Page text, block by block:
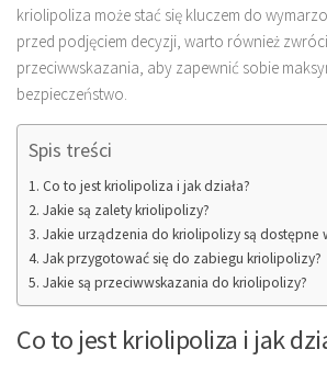
kriolipoliza może stać się kluczem do
przed podjęciem decyzji, warto również
przeciwwskazania, aby zapewnić sobie
bezpieczeństwo.
Spis treści
Co to jest kriolipoliza i jak działa?
Jakie są zalety kriolipolizy?
Jakie urządzenia do kriolipolizy są dostępne
Jak przygotować się do zabiegu kriolipolizy?
Jakie są przeciwwskazania do kriolipolizy?
Co to jest kriolipoliza i jak